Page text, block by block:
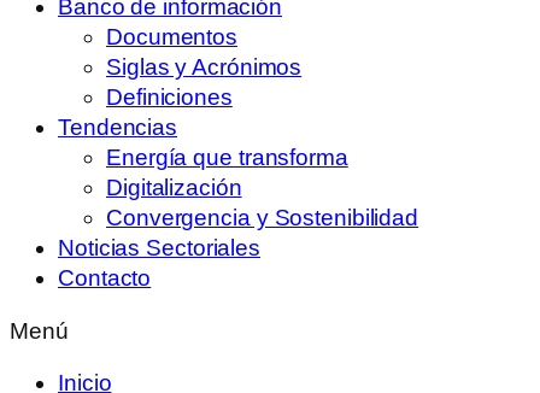
Banco de información
Documentos
Siglas y Acrónimos
Definiciones
Tendencias
Energía que transforma
Digitalización
Convergencia y Sostenibilidad
Noticias Sectoriales
Contacto
Menú
Inicio